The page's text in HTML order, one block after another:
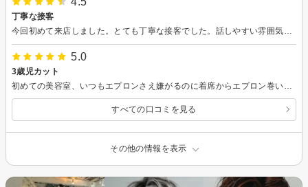
丁寧な接客
5.0
3歳児カット
すべての口コミを見る
その他の情報を表示